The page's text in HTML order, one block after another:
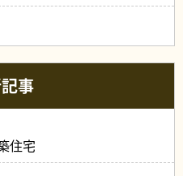
事
住宅